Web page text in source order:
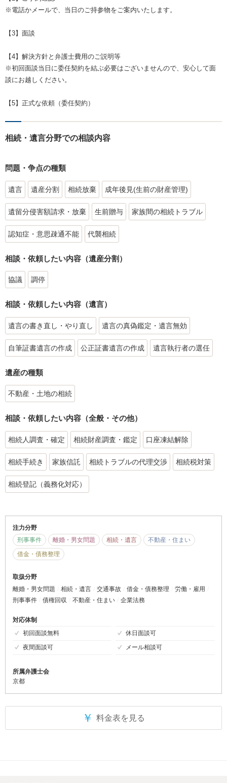
※電話かメールで、当日のご持参物をご案内いたします。
【3】面談
【4】解決方針と弁護士費用のご説明等
※初回面談当日に委任契約を結ぶ必要はございませんので、安心して面
談にお越しください。
【5】正式な依頼（委任契約）
相続・遺言分野での相談内容
問題・争点の種類
遺言 遺産分割 相続放棄 成年後見(生前の財産管理)
遺留分侵害額請求・放棄 生前贈与 家族間の相続トラブル
認知症・意思疎通不能 代襲相続
相談・依頼したい内容（遺産分割）
協議 調停
相談・依頼したい内容（遺言）
遺言の書き直し・やり直し 遺言の真偽鑑定・遺言無効
自筆証書遺言の作成 公正証書遺言の作成 遺言執行者の選任
遺産の種類
不動産・土地の相続
相談・依頼したい内容（全般・その他）
相続人調査・確定 相続財産調査・鑑定 口座凍結解除
相続手続き 家族信託 相続トラブルの代理交渉 相続税対策
相続登記（義務化対応）
注力分野
刑事事件
離婚・男女問題 相続・遺言
不動産・住まい
借金・債務整理
取扱分野
離婚・男女問題
相続・遺言 交通事故 借金・債務整理
労働・雇用
刑事事件
債権回収 不動産・住まい 企業法務
対応体制
初回面談無料
休日面談可
夜間面談可
メール相談可
所属弁護士会
京都
￥ 料金表を見る